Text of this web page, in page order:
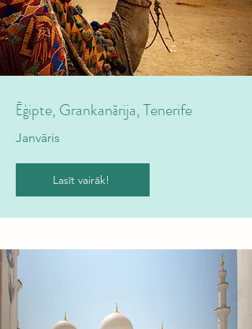
Ēģipte, Grankanārija, Tenerife
Janvāris
Lasīt vairāk!